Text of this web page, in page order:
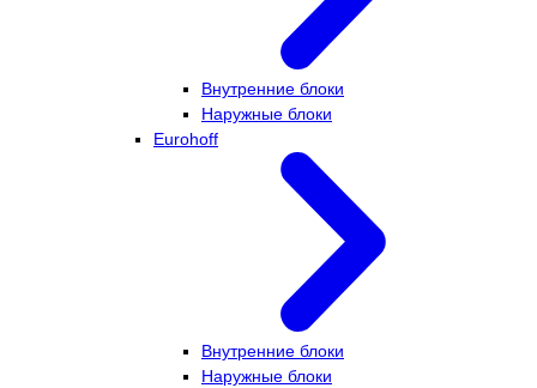
Внутренние блоки
Наружные блоки
Eurohoff
Внутренние блоки
Наружные блоки